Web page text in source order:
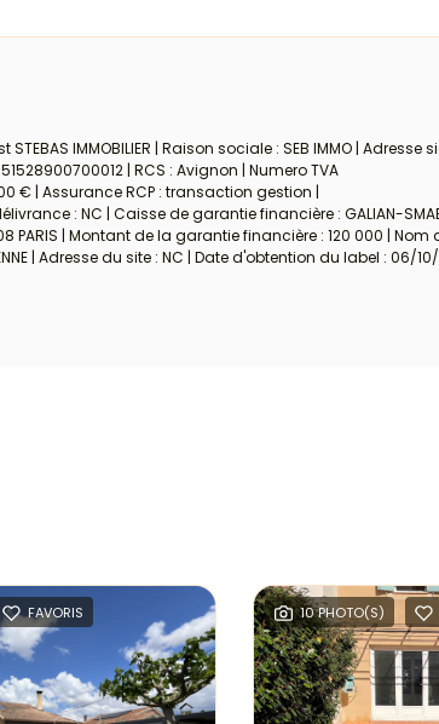
IMMOBILIER | Raison sociale : SEB IMMO | Adresse
| RCS : Avignon | Numero TVA
€ | Assurance RCP : transaction gestion |
: NC | Caisse de garantie financière : GALIAN-
| Montant de la garantie financière : 120 000 | Nom
| Adresse du site : NC | Date d'obtention du label : 06/
FAVORIS 10 PHOTO(S)